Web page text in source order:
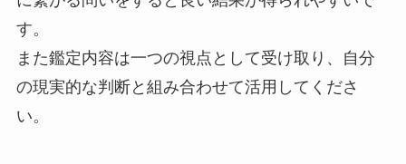
す。
また鑑定内容は一つの視点として受け取り、自分
の現実的な判断と組み合わせて活用してくださ
い。